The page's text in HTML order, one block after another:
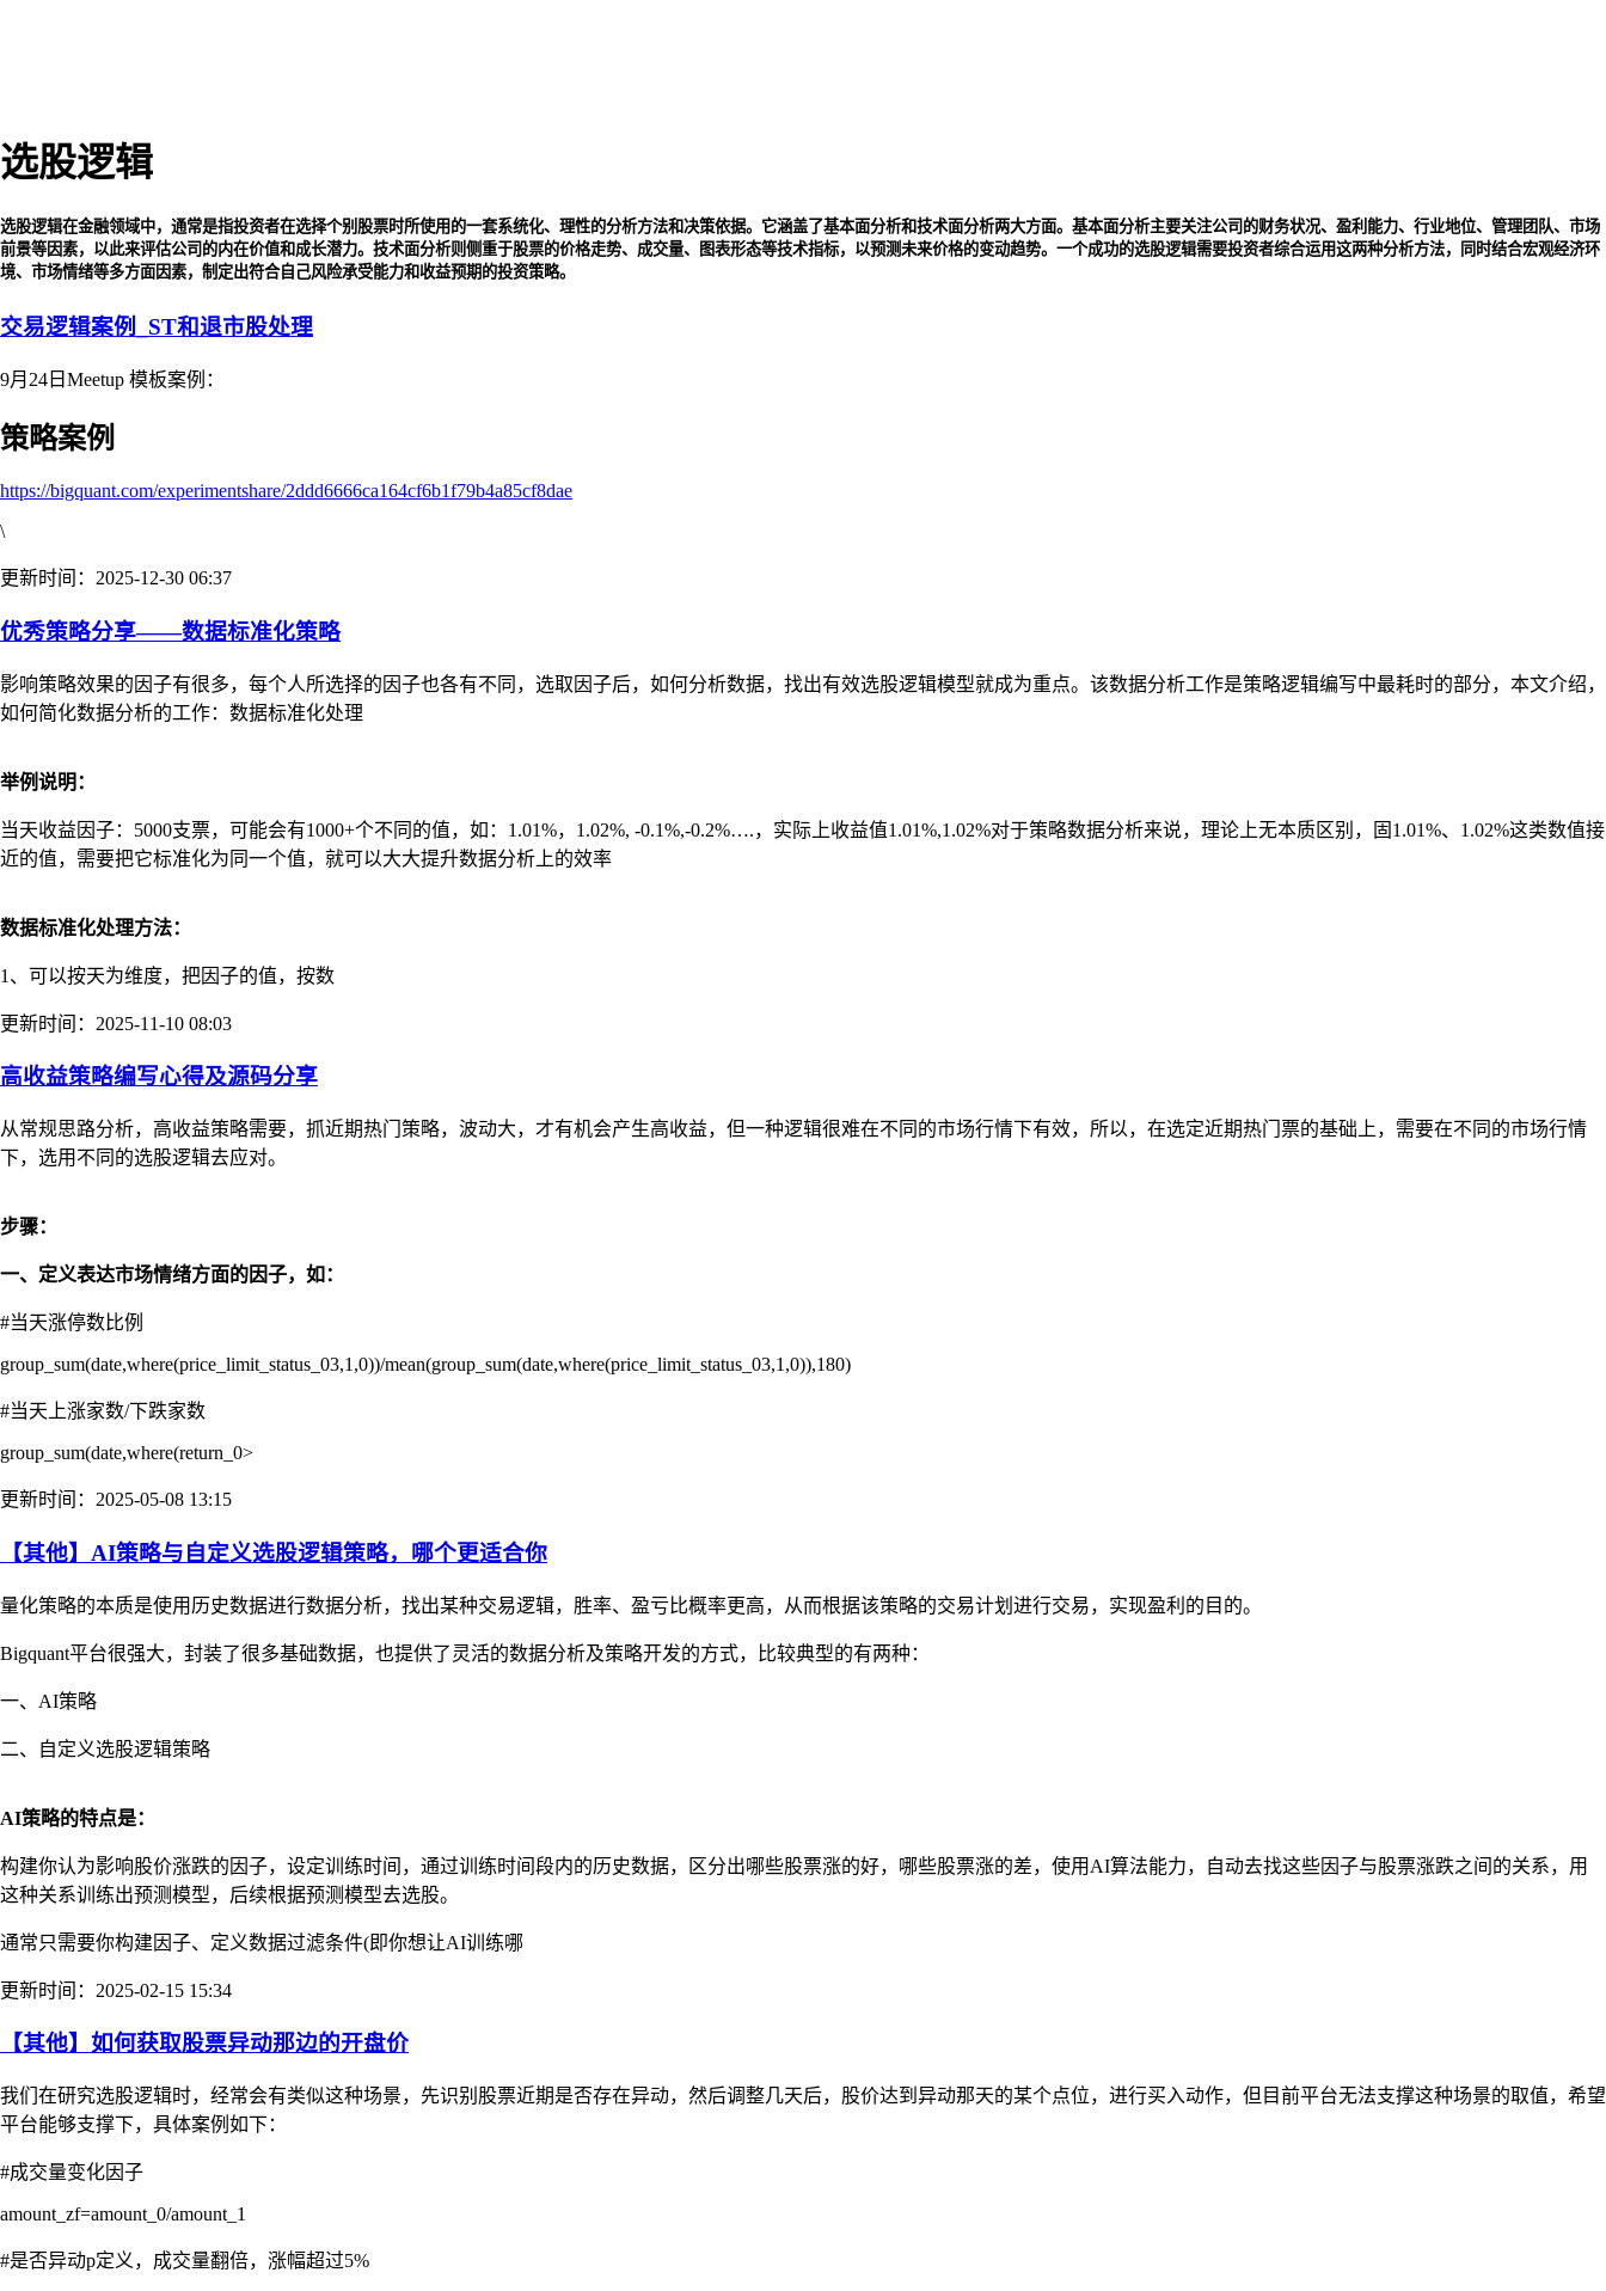
选股逻辑
选股逻辑在金融领域中，通常是指投资者在选择个别股票时所使用的一套系统化、理性的分析方法和决策依据。它涵盖了基本面分析和技术面分析两大方面。基本面分析主要关注公司的财务状况、盈利能力、行业地位、管理团队、市场
前景等因素，以此来评估公司的内在价值和成长潜力。技术面分析则侧重于股票的价格走势、成交量、图表形态等技术指标，以预测未来价格的变动趋势。一个成功的选股逻辑需要投资者综合运用这两种分析方法，同时结合宏观经济环
境、市场情绪等多方面因素，制定出符合自己风险承受能力和收益预期的投资策略。
交易逻辑案例_ST和退市股处理
9月24日Meetup 模板案例：
策略案例
https://bigquant.com/experimentshare/2ddd6666ca164cf6b1f79b4a85cf8dae
\
更新时间：2025-12-30 06:37
优秀策略分享——数据标准化策略
影响策略效果的因子有很多，每个人所选择的因子也各有不同，选取因子后，如何分析数据，找出有效选股逻辑模型就成为重点。该数据分析工作是策略逻辑编写中最耗时的部分，本文介绍，
如何简化数据分析的工作：数据标准化处理
举例说明：
当天收益因子：5000支票，可能会有1000+个不同的值，如：1.01%，1.02%, -0.1%,-0.2%….，实际上收益值1.01%,1.02%对于策略数据分析来说，理论上无本质区别，固1.01%、1.02%这类数值接
近的值，需要把它标准化为同一个值，就可以大大提升数据分析上的效率
数据标准化处理方法：
1、可以按天为维度，把因子的值，按数
更新时间：2025-11-10 08:03
高收益策略编写心得及源码分享
从常规思路分析，高收益策略需要，抓近期热门策略，波动大，才有机会产生高收益，但一种逻辑很难在不同的市场行情下有效，所以，在选定近期热门票的基础上，需要在不同的市场行情
下，选用不同的选股逻辑去应对。
步骤：
一、定义表达市场情绪方面的因子，如：
#当天涨停数比例
group_sum(date,where(price_limit_status_03,1,0))/mean(group_sum(date,where(price_limit_status_03,1,0)),180)
#当天上涨家数/下跌家数
group_sum(date,where(return_0>
更新时间：2025-05-08 13:15
【其他】AI策略与自定义选股逻辑策略，哪个更适合你
量化策略的本质是使用历史数据进行数据分析，找出某种交易逻辑，胜率、盈亏比概率更高，从而根据该策略的交易计划进行交易，实现盈利的目的。
Bigquant平台很强大，封装了很多基础数据，也提供了灵活的数据分析及策略开发的方式，比较典型的有两种：
一、AI策略
二、自定义选股逻辑策略
AI策略的特点是：
构建你认为影响股价涨跌的因子，设定训练时间，通过训练时间段内的历史数据，区分出哪些股票涨的好，哪些股票涨的差，使用AI算法能力，自动去找这些因子与股票涨跌之间的关系，用
这种关系训练出预测模型，后续根据预测模型去选股。
通常只需要你构建因子、定义数据过滤条件(即你想让AI训练哪
更新时间：2025-02-15 15:34
【其他】如何获取股票异动那边的开盘价
我们在研究选股逻辑时，经常会有类似这种场景，先识别股票近期是否存在异动，然后调整几天后，股价达到异动那天的某个点位，进行买入动作，但目前平台无法支撑这种场景的取值，希望
平台能够支撑下，具体案例如下：
#成交量变化因子
amount_zf=amount_0/amount_1
#是否异动p定义，成交量翻倍，涨幅超过5%